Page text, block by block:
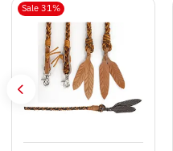
Sale 31%